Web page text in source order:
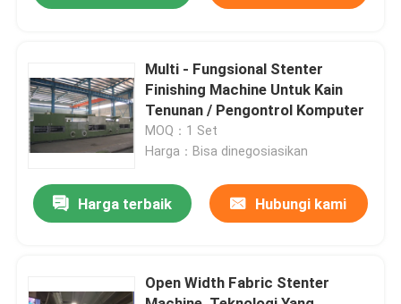
Kontrol kualitas
Berita
Permintaan Penawaran
Pengaturan Heat Stenter
Multi - Fungsional Stenter
Finishing Machine Untuk Kain
Tenunan / Pengontrol Komputer
MOQ：1 Set
Harga：Bisa dinegosiasikan
Harga terbaik Hubungi kami
Open Width Fabric Stenter